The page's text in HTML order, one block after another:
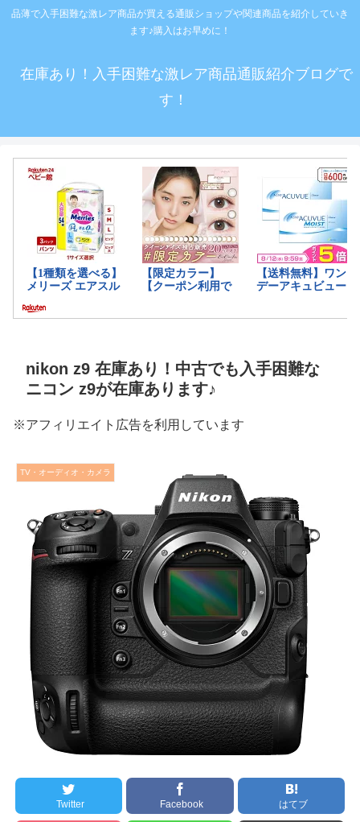
品薄で入手困難な激レア商品が買える通販ショップや関連商品を紹介していき
ます♪購入はお早めに！
在庫あり！入手困難な激レア商品通販紹介ブログで
す！
nikon z9 在庫あり！中古でも入手困難な
ニコン z9が在庫あります♪
※アフィリエイト広告を利用しています
TV・オーディオ・カメラ
Twitter Facebook はてブ